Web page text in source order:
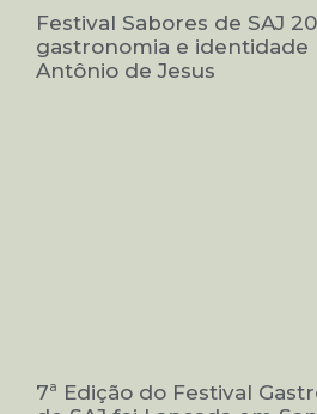
Festival Sabores de SAJ
gastronomia e identidade
Antônio de Jesus
7ª Edição do Festival